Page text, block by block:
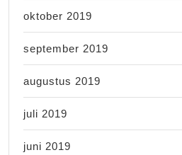
oktober 2019
september 2019
augustus 2019
juli 2019
juni 2019